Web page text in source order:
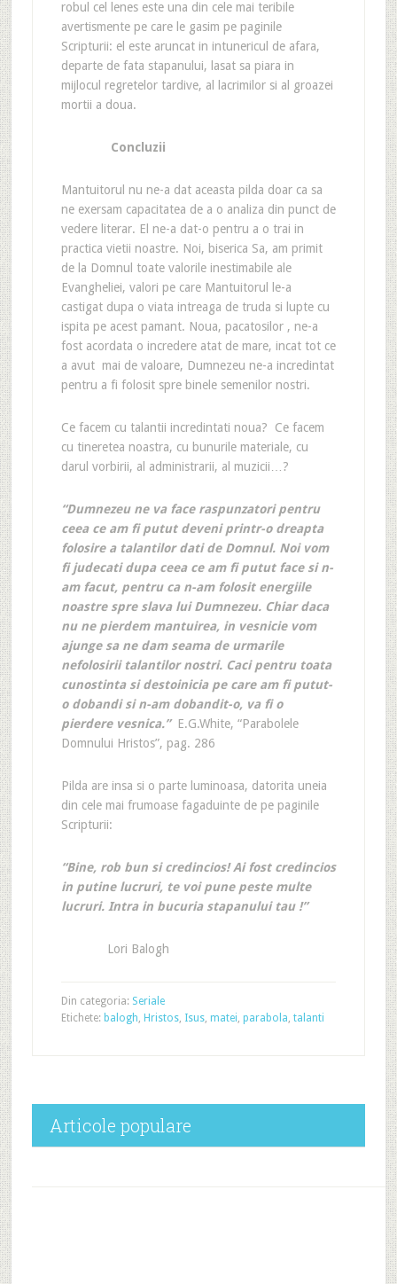
robul cel lenes este una din cele mai teribile
avertismente pe care le gasim pe paginile
Scripturii: el este aruncat in intunericul de afara,
departe de fata stapanului, lasat sa piara in
mijlocul regretelor tardive, al lacrimilor si al groazei
mortii a doua.
Concluzii
Mantuitorul nu ne-a dat aceasta pilda doar ca sa
ne exersam capacitatea de a o analiza din punct de
vedere literar. El ne-a dat-o pentru a o trai in
practica vietii noastre. Noi, biserica Sa, am primit
de la Domnul toate valorile inestimabile ale
Evangheliei, valori pe care Mantuitorul le-a
castigat dupa o viata intreaga de truda si lupte cu
ispita pe acest pamant. Noua, pacatosilor , ne-a
fost acordata o incredere atat de mare, incat tot ce
a avut mai de valoare, Dumnezeu ne-a incredintat
pentru a fi folosit spre binele semenilor nostri.
Ce facem cu talantii incredintati noua? Ce facem
cu tineretea noastra, cu bunurile materiale, cu
darul vorbirii, al administrarii, al muzicii…?
“Dumnezeu ne va face raspunzatori pentru
ceea ce am fi putut deveni printr-o dreapta
folosire a talantilor dati de Domnul. Noi vom
fi judecati dupa ceea ce am fi putut face si n-
am facut, pentru ca n-am folosit energiile
noastre spre slava lui Dumnezeu. Chiar daca
nu ne pierdem mantuirea, in vesnicie vom
ajunge sa ne dam seama de urmarile
nefolosirii talantilor nostri. Caci pentru toata
cunostinta si destoinicia pe care am fi putut-
o dobandi si n-am dobandit-o, va fi o
pierdere vesnica.”E.G.White, “Parabolele
Domnului Hristos”, pag. 286
Pilda are insa si o parte luminoasa, datorita uneia
din cele mai frumoase fagaduinte de pe paginile
Scripturii:
“Bine, rob bun si credincios! Ai fost credincios
in putine lucruri, te voi pune peste multe
lucruri. Intra in bucuria stapanului tau !”
Lori Balogh
Din categoria: Seriale
Etichete: balogh, Hristos, Isus, matei, parabola, talanti
Articole populare